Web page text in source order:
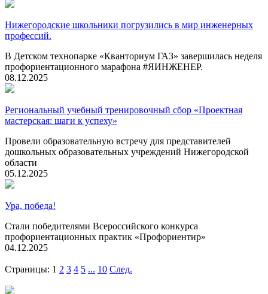
Нижегородские школьники погрузились в мир инженерных
профессий.
В Детском технопарке «Кванториум ГАЗ» завершилась неделя
профориентационного марафона #ЯИНЖЕНЕР.
08.12.2025
Региональный учебный тренировочный сбор «Проектная
мастерская: шаги к успеху»
Провели образовательную встречу для представителей
дошкольных образовательных учреждений Нижегородской
области
05.12.2025
Ура, победа!
Стали победителями Всероссийского конкурса
профориентационных практик «Профориентир»
04.12.2025
Страницы: 1 2 3 4 5 ... 10 След.